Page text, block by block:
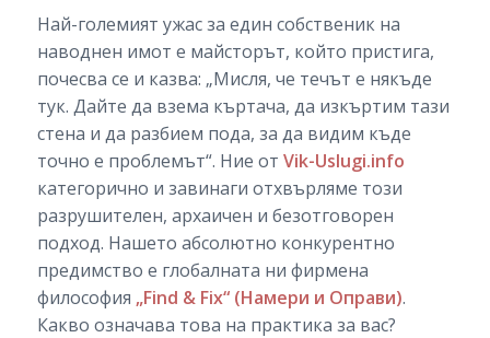
Най-големият ужас за един собственик на
наводнен имот е майсторът, който пристига,
почесва се и казва: „Мисля, че течът е някъде
тук. Дайте да взема къртача, да изкъртим тази
стена и да разбием пода, за да видим къде
точно е проблемът“. Ние от Vik-Uslugi.info
категорично и завинаги отхвърляме този
разрушителен, архаичен и безотговорен
подход. Нашето абсолютно конкурентно
предимство е глобалната ни фирмена
философия „Find & Fix“ (Намери и Оправи).
Какво означава това на практика за вас?